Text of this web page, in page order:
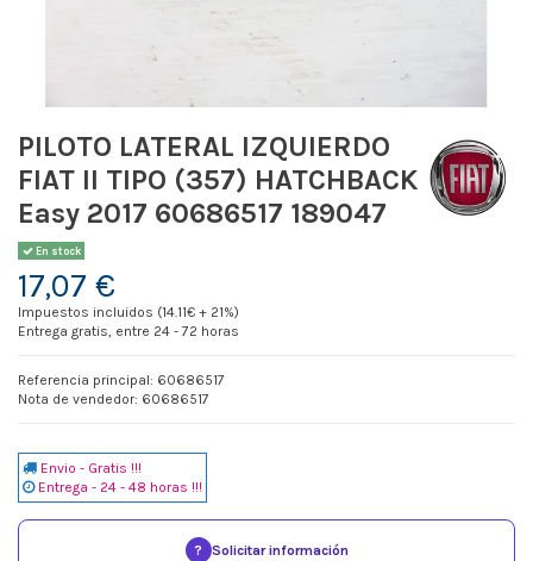
PILOTO LATERAL IZQUIERDO
FIAT II TIPO (357) HATCHBACK
Easy 2017 60686517 189047
En stock
17,07 €
Impuestos incluidos (14.11€ + 21%)
Entrega gratis, entre 24 - 72 horas
Referencia principal: 60686517
Nota de vendedor: 60686517
Envio - Gratis !!!
Entrega - 24 - 48 horas !!!
? Solicitar información